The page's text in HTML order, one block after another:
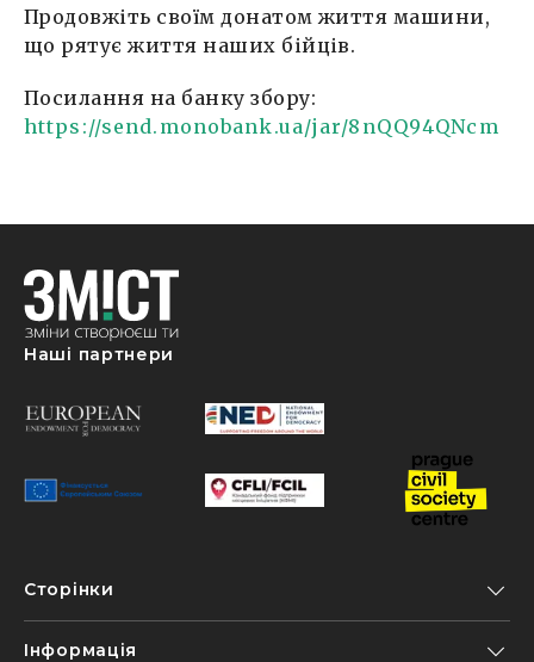
Володимир
27 Липня, 21:55
Анонімно
27 Липня, 23:58
Продовжіть своїм донатом життя машини,
що рятує життя наших бійців.
Посилання на банку збору:
https://send.monobank.ua/jar/8nQQ94QNcm
Наші партнери
Сторінки
Інформація